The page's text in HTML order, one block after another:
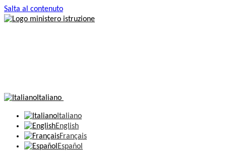
Salta al contenuto
Italiano
Italiano
English
Français
Español